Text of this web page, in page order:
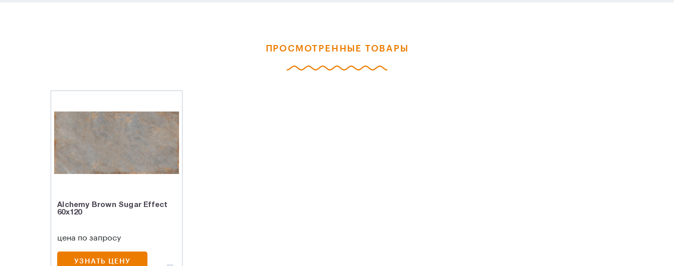
ПРОСМОТРЕННЫЕ ТОВАРЫ
Alchemy Brown Sugar Effect
60x120
цена по запросу
УЗНАТЬ ЦЕНУ